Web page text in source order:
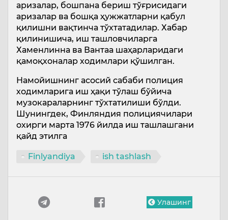
аризалар, бошпана бериш тўғрисидаги
аризалар ва бошқа ҳужжатларни қабул
қилишни вақтинча тўхтатадилар. Хабар
қилинишича, иш ташловчиларга
Хаменлинна ва Вантаа шаҳарларидаги
қамоқхоналар ходимлари қўшилган.
Намойишнинг асосий сабаби полиция
ходимларига иш ҳақи тўлаш бўйича
музокараларнинг тўхтатилиши бўлди.
Шунингдек, Финляндия полициячилари
охирги марта 1976 йилда иш ташлашгани
қайд этилга
Finlyandiya ish tashlash
Улашинг